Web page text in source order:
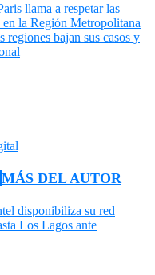
llama a respetar las
en la Región Metropolitana
bajan sus casos y
MÁS DEL AUTOR